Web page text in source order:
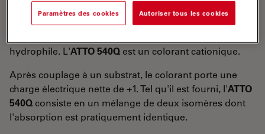
). Le marqueurse caractérise par une forte
absorption et une grande stabilité thermique et
hydrophile. L'ATTO 540Q est un colorant cationique.
Après couplage à un substrat, le colorant porte une
charge électrique nette de +1. Tel qu'il est fourni, l'ATTO
540Qconsiste en un mélange de deux isomères dont
l'absorption est pratiquement identique.
Paramètres des cookies Autoriser tous les cookies